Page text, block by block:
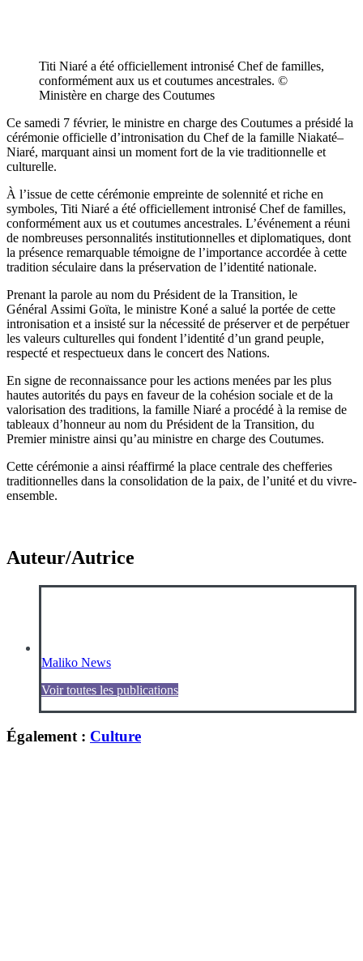
Titi Niaré a été officiellement intronisé Chef de familles,
conformément aux us et coutumes ancestrales. ©
Ministère en charge des Coutumes
Ce samedi 7 février, le ministre en charge des Coutumes a présidé la
cérémonie officielle d’intronisation du Chef de la famille Niakaté–
Niaré, marquant ainsi un moment fort de la vie traditionnelle et
culturelle.
À l’issue de cette cérémonie empreinte de solennité et riche en
symboles, Titi Niaré a été officiellement intronisé Chef de familles,
conformément aux us et coutumes ancestrales. L’événement a réuni
de nombreuses personnalités institutionnelles et diplomatiques, dont
la présence remarquable témoigne de l’importance accordée à cette
tradition séculaire dans la préservation de l’identité nationale.
Prenant la parole au nom du Président de la Transition, le
Général Assimi Goïta, le ministre Koné a salué la portée de cette
intronisation et a insisté sur la nécessité de préserver et de perpétuer
les valeurs culturelles qui fondent l’identité d’un grand peuple,
respecté et respectueux dans le concert des Nations.
En signe de reconnaissance pour les actions menées par les plus
hautes autorités du pays en faveur de la cohésion sociale et de la
valorisation des traditions, la famille Niaré a procédé à la remise de
tableaux d’honneur au nom du Président de la Transition, du
Premier ministre ainsi qu’au ministre en charge des Coutumes.
Cette cérémonie a ainsi réaffirmé la place centrale des chefferies
traditionnelles dans la consolidation de la paix, de l’unité et du vivre-
ensemble.
Auteur/Autrice
Maliko News
Voir toutes les publications
Également : Culture